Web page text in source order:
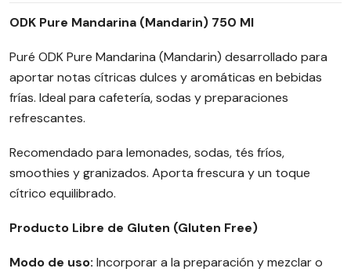
ODK Pure Mandarina (Mandarin) 750 Ml
Puré ODK Pure Mandarina (Mandarin) desarrollado para
aportar notas cítricas dulces y aromáticas en bebidas
frías. Ideal para cafetería, sodas y preparaciones
refrescantes.
Recomendado para lemonades, sodas, tés fríos,
smoothies y granizados. Aporta frescura y un toque
cítrico equilibrado.
Producto Libre de Gluten (Gluten Free)
Modo de uso: Incorporar a la preparación y mezclar o